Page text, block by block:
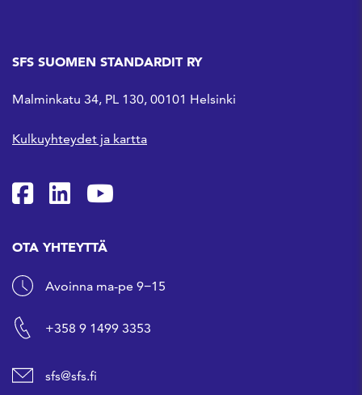
SFS SUOMEN STANDARDIT RY
Malminkatu 34, PL 130, 00101 Helsinki
Kulkuyhteydet ja kartta
SFS Facebookissa
SFS Linkedinissä
SFS Youtubessa
OTA YHTEYTTÄ
Avoinna ma-pe 9−15
+358 9 1499 3353
sfs@sfs.fi